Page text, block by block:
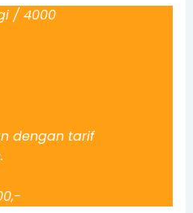
/ 4000
dengan tarif